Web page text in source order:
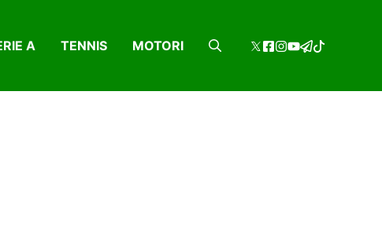
A TENNIS MOTORI